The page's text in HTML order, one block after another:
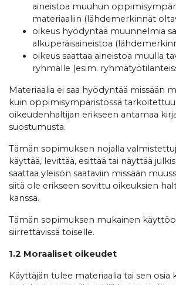
aineistoa muuhun
materiaaliin (lähdemerkinnät
oikeus hyödyntää muunnelmia
alkuperäisaineistoa
oikeus saattaa aineistoa muulla
ryhmälle (esim.
Materiaalia ei saa hyödyntää missään
kuin oppimisympäristössä
oikeudenhaltijan erikseen antamaa
suostumusta.
Tämän sopimuksen nojalla
käyttää, levittää, esittää tai näyttää
saattaa yleisön saataviin missään
siitä ole erikseen sovittu oikeuksien
kanssa.
Tämän sopimuksen mukainen
siirrettävissä toiselle.
1.2 Moraaliset oikeudet
Käyttäjän tulee materiaalia tai sen osia